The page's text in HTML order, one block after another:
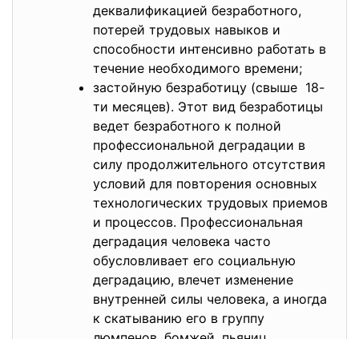
деквалификацией безработного,
потерей трудовых навыков и
способности интенсивно работать в
течение необходимого времени;
застойную безработицу (свыше 18-
ти месяцев). Этот вид безработицы
ведет безработного к полной
профессиональной деградации в
силу продолжительного отсутствия
условий для повторения основных
технологических трудовых приемов
и процессов. Профессиональная
деградация человека часто
обусловливает его социальную
деградацию, влечет изменение
внутренней силы человека, а иногда
к скатыванию его в группу